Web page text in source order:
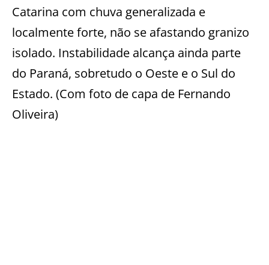
Catarina com chuva generalizada e
localmente forte, não se afastando granizo
isolado. Instabilidade alcança ainda parte
do Paraná, sobretudo o Oeste e o Sul do
Estado. (Com foto de capa de Fernando
Oliveira)